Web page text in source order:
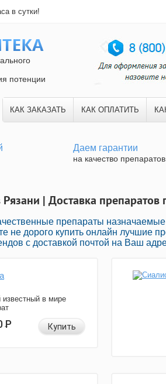
в сутки!
потенции
КАК ЗАКАЗАТЬ КАК ОПЛАТИТЬ
Даем гарантии
на качество препаратов
| Доставка препаратов
препараты
не дорого купить онлайн лучшие
с доставкой почтой на Ваш
в мире
Р Купить